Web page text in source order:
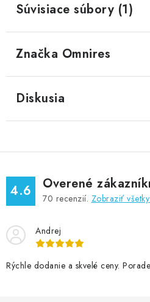
Súvisiace súbory (1)
Značka Omnires
Diskusia
4.6 Overené
70 recenzií. Zobraziť
Andrej
Rýchle dodanie a skvelé ceny.